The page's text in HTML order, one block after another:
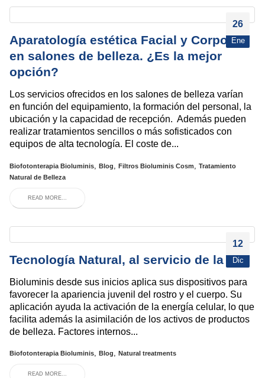
26
Ene
Aparatología estética Facial y Corporal
en salones de belleza. ¿Es la mejor
opción?
Los servicios ofrecidos en los salones de belleza varían
en función del equipamiento, la formación del personal, la
ubicación y la capacidad de recepción. Además pueden
realizar tratamientos sencillos o más sofisticados con
equipos de alta tecnología. El coste de...
Biofotonterapia Bioluminis, Blog, Filtros Bioluminis Cosm, Tratamiento
Natural de Belleza
READ MORE...
12
Dic
Tecnología Natural, al servicio de la piel
Bioluminis desde sus inicios aplica sus dispositivos para
favorecer la apariencia juvenil del rostro y el cuerpo. Su
aplicación ayuda la activación de la energía celular, lo que
facilita además la asimilación de los activos de productos
de belleza. Factores internos...
Biofotonterapia Bioluminis, Blog, Natural treatments
READ MORE...